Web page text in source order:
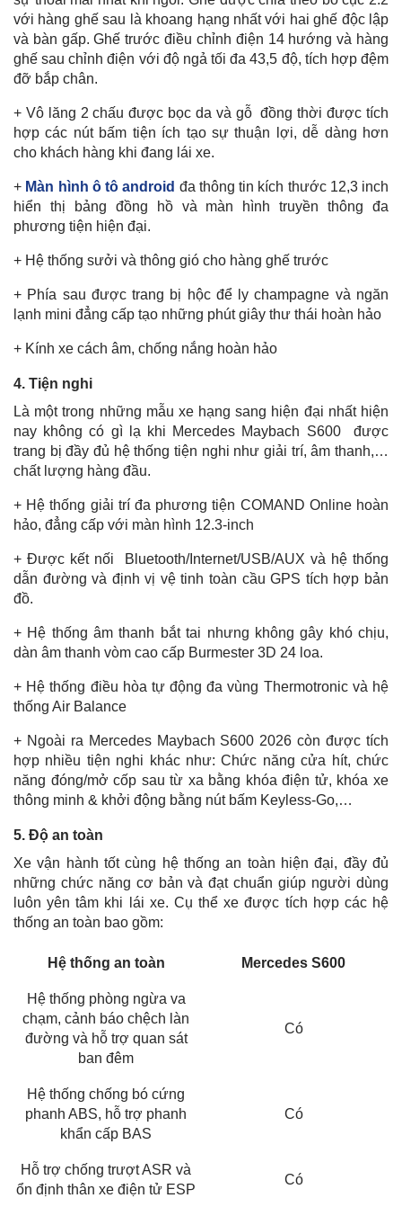
với hàng ghế sau là khoang hạng nhất với hai ghế độc lập
và bàn gấp. Ghế trước điều chỉnh điện 14 hướng và hàng
ghế sau chỉnh điện với độ ngả tối đa 43,5 độ, tích hợp đệm
đỡ bắp chân.
+ Vô lăng 2 chấu được bọc da và gỗ đồng thời được tích
hợp các nút bấm tiện ích tạo sự thuận lợi, dễ dàng hơn
cho khách hàng khi đang lái xe.
+ Màn hình ô tô android đa thông tin kích thước 12,3 inch
hiển thị bảng đồng hồ và màn hình truyền thông đa
phương tiện hiện đại.
+ Hệ thống sưởi và thông gió cho hàng ghế trước
+ Phía sau được trang bị hộc để ly champagne và ngăn
lạnh mini đẳng cấp tạo những phút giây thư thái hoàn hảo
+ Kính xe cách âm, chống nắng hoàn hảo
4. Tiện nghi
Là một trong những mẫu xe hạng sang hiện đại nhất hiện
nay không có gì lạ khi Mercedes Maybach S600 được
trang bị đầy đủ hệ thống tiện nghi như giải trí, âm thanh,…
chất lượng hàng đầu.
+ Hệ thống giải trí đa phương tiện COMAND Online hoàn
hảo, đẳng cấp với màn hình 12.3-inch
+ Được kết nối Bluetooth/Internet/USB/AUX và hệ thống
dẫn đường và định vị vệ tinh toàn cầu GPS tích hợp bản
đồ.
+ Hệ thống âm thanh bắt tai nhưng không gây khó chịu,
dàn âm thanh vòm cao cấp Burmester 3D 24 loa.
+ Hệ thống điều hòa tự động đa vùng Thermotronic và hệ
thống Air Balance
+ Ngoài ra Mercedes Maybach S600 2026 còn được tích
hợp nhiều tiện nghi khác như: Chức năng cửa hít, chức
năng đóng/mở cốp sau từ xa bằng khóa điện tử, khóa xe
thông minh & khởi động bằng nút bấm Keyless-Go,…
5. Độ an toàn
Xe vận hành tốt cùng hệ thống an toàn hiện đại, đầy đủ
những chức năng cơ bản và đạt chuẩn giúp người dùng
luôn yên tâm khi lái xe. Cụ thể xe được tích hợp các hệ
thống an toàn bao gồm:
Hệ thống an toàn Mercedes S600
Hệ thống phòng ngừa va
chạm, cảnh báo chệch làn
đường và hỗ trợ quan sát
ban đêm
Có
Hệ thống chống bó cứng
phanh ABS, hỗ trợ phanh
khẩn cấp BAS
Có
Hỗ trợ chống trượt ASR và
ổn định thân xe điện tử ESP
Có